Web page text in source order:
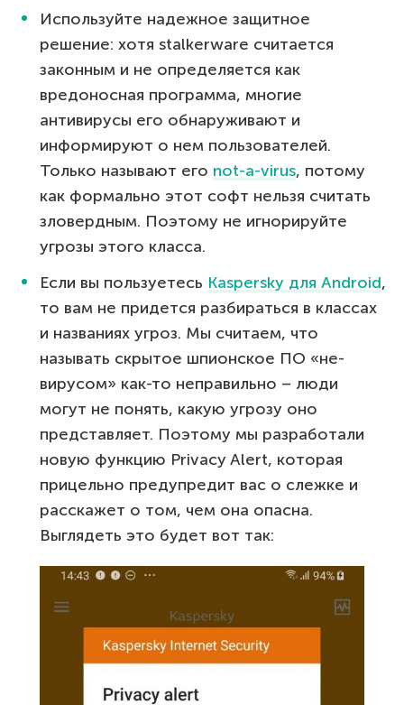
Используйте надежное защитное
решение: хотя stalkerware считается
законным и не определяется как
вредоносная программа, многие
антивирусы его обнаруживают и
информируют о нем пользователей.
Только называют его not-a-virus, потому
как формально этот софт нельзя считать
зловердным. Поэтому не игнорируйте
угрозы этого класса.
Если вы пользуетесь Kaspersky для Android,
то вам не придется разбираться в классах
и названиях угроз. Мы считаем, что
называть скрытое шпионское ПО «не-
вирусом» как-то неправильно – люди
могут не понять, какую угрозу оно
представляет. Поэтому мы разработали
новую функцию Privacy Alert, которая
прицельно предупредит вас о слежке и
расскажет о том, чем она опасна.
Выглядеть это будет вот так: